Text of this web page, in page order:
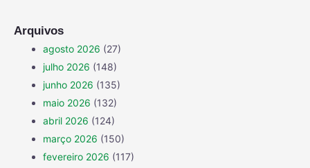
Arquivos
agosto 2026 (27)
julho 2026 (148)
junho 2026 (135)
maio 2026 (132)
abril 2026 (124)
março 2026 (150)
fevereiro 2026 (117)